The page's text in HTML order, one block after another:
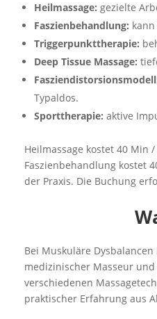
Heilmassage: gezielte
Faszienbehandlung:
Triggerpunkttherapie:
Deep Tissue Massage:
Typaldos.
Sporttherapie: aktive
Heilmassage kostet 40 Min
Faszienbehandlung kostet
der Praxis. Die Buchung
Bei Muskuläre
medizinischer Masseur
verschiedenen
praktischer Erfahrung aus